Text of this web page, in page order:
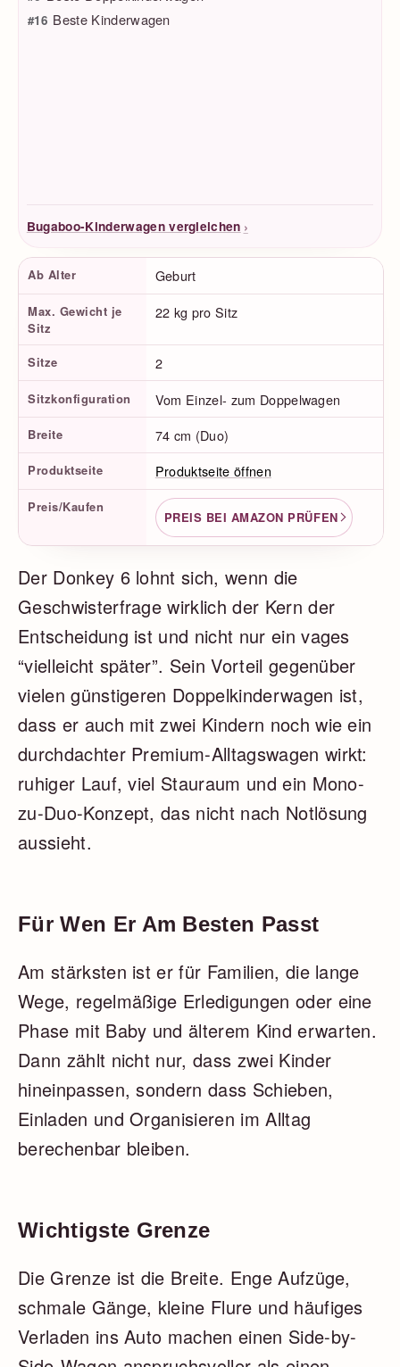
#16 Beste Kinderwagen
Bugaboo-Kinderwagen vergleichen ›
Produktfakten
Ab Alter Geburt
Max. Gewicht je
Sitz
22 kg pro Sitz
Sitze 2
Sitzkonfiguration Vom Einzel- zum Doppelwagen
Breite 74 cm (Duo)
Produktseite Produktseite öffnen
Preis/Kaufen
PREIS BEI AMAZON PRÜFEN
Der Donkey 6 lohnt sich, wenn die
Geschwisterfrage wirklich der Kern der
Entscheidung ist und nicht nur ein vages
“vielleicht später”. Sein Vorteil gegenüber
vielen günstigeren Doppelkinderwagen ist,
dass er auch mit zwei Kindern noch wie ein
durchdachter Premium-Alltagswagen wirkt:
ruhiger Lauf, viel Stauraum und ein Mono-
zu-Duo-Konzept, das nicht nach Notlösung
aussieht.
Für Wen Er Am Besten Passt
Am stärksten ist er für Familien, die lange
Wege, regelmäßige Erledigungen oder eine
Phase mit Baby und älterem Kind erwarten.
Dann zählt nicht nur, dass zwei Kinder
hineinpassen, sondern dass Schieben,
Einladen und Organisieren im Alltag
berechenbar bleiben.
Wichtigste Grenze
Die Grenze ist die Breite. Enge Aufzüge,
schmale Gänge, kleine Flure und häufiges
Verladen ins Auto machen einen Side-by-